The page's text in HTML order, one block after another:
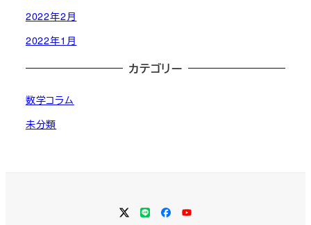
2022年2月
2022年1月
カテゴリー
数学コラム
未分類
Twitter
LINEFacebook
YouTube